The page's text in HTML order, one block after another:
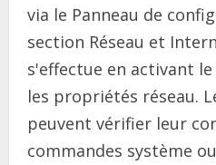
via le Panneau de
section Réseau et
s'effectue en activant
les propriétés réseau.
peuvent vérifier leur
commandes système